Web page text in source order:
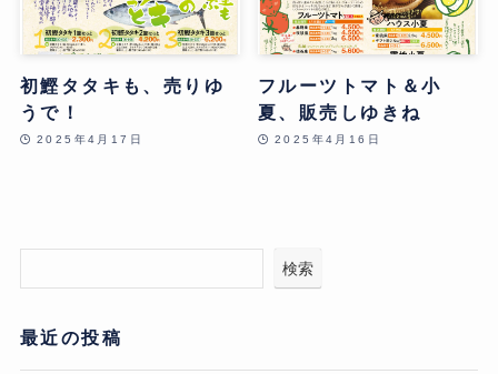
初鰹タタキも、売りゆ
うで！
2025年4月17日
フルーツトマト＆小
夏、販売しゆきね
2025年4月16日
検索
最近の投稿